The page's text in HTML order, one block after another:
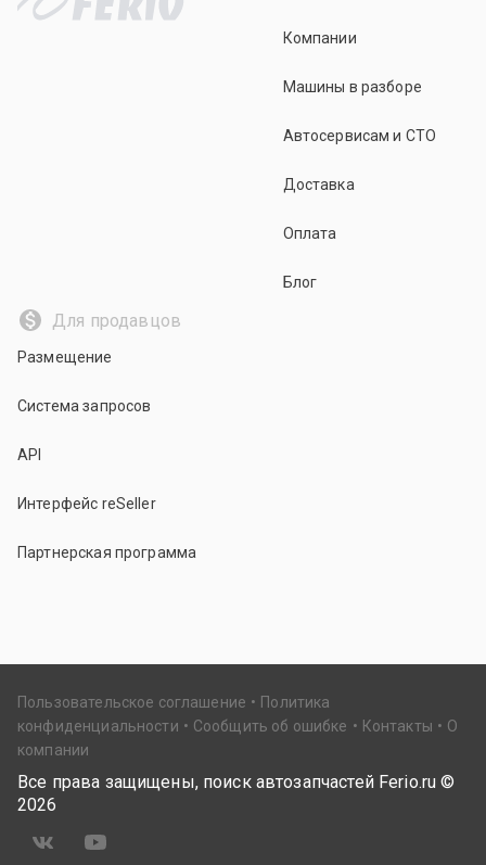
Компании
Машины в разборе
Автосервисам и СТО
Доставка
Оплата
Блог
Для продавцов
Размещение
Система запросов
API
Интерфейс reSeller
Партнерская программа
Пользовательское соглашение
Политика
конфиденциальности
Сообщить об ошибке Контакты
О
компании
Все права защищены, поиск автозапчастей Ferio.ru ©
2026